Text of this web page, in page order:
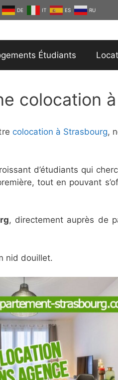
DE IT ES RU
Étudiants
colocation
colocation à Strasbourg,
d’étudiants qui
tout en pouvant
, directement auprès de
nid douillet.